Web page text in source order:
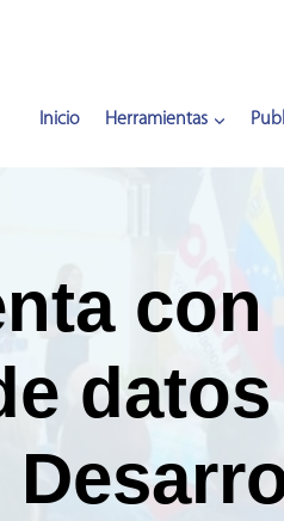
Inicio Herramientas